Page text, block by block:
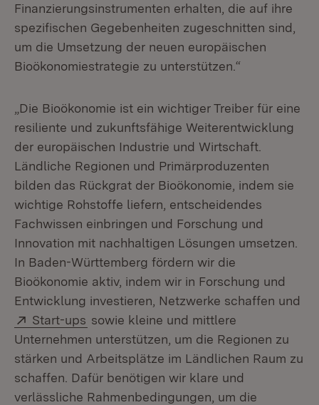
Finanzierungsinstrumenten erhalten, die auf ihre
spezifischen Gegebenheiten zugeschnitten sind,
um die Umsetzung der neuen europäischen
Bioökonomiestrategie zu unterstützen.“
„Die Bioökonomie ist ein wichtiger Treiber für eine
resiliente und zukunftsfähige Weiterentwicklung
der europäischen Industrie und Wirtschaft.
Ländliche Regionen und Primärproduzenten
bilden das Rückgrat der Bioökonomie, indem sie
wichtige Rohstoffe liefern, entscheidendes
Fachwissen einbringen und Forschung und
Innovation mit nachhaltigen Lösungen umsetzen.
In Baden-Württemberg fördern wir die
Bioökonomie aktiv, indem wir in Forschung und
Entwicklung investieren, Netzwerke schaffen und
Extern:
Start-ups (Öffnet in neuem Fenster)
sowie kleine und mittlere
Unternehmen unterstützen, um die Regionen zu
stärken und Arbeitsplätze im Ländlichen Raum zu
schaffen. Dafür benötigen wir klare und
verlässliche Rahmenbedingungen, um die